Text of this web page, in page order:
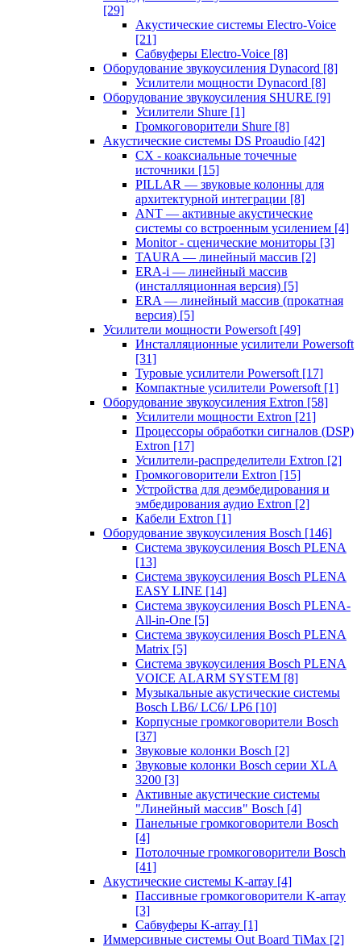
[29]
Акустические системы Electro-Voice
[21]
Сабвуферы Electro-Voice [8]
Оборудование звукоусиления Dynacord [8]
Усилители мощности Dynacord [8]
Оборудование звукоусиления SHURE [9]
Усилители Shure [1]
Громкоговорители Shure [8]
Акустические системы DS Proaudio [42]
CX - коаксиальные точечные
источники [15]
PILLAR — звуковые колонны для
архитектурной интеграции [8]
ANT — активные акустические
системы со встроенным усилением [4]
Monitor - сценические мониторы [3]
TAURA — линейный массив [2]
ERA-i — линейный массив
(инсталляционная версия) [5]
ERA — линейный массив (прокатная
версия) [5]
Усилители мощности Powersoft [49]
Инсталляционные усилители Powersoft
[31]
Туровые усилители Powersoft [17]
Компактные усилители Powersoft [1]
Оборудование звукоусиления Extron [58]
Усилители мощности Extron [21]
Процессоры обработки сигналов (DSP)
Extron [17]
Усилители-распределители Extron [2]
Громкоговорители Extron [15]
Устройства для деэмбедирования и
эмбедирования аудио Extron [2]
Кабели Extron [1]
Оборудование звукоусиления Bosch [146]
Система звукоусиления Bosch PLENA
[13]
Система звукоусиления Bosch PLENA
EASY LINE [14]
Система звукоусиления Bosch PLENA-
All-in-One [5]
Система звукоусиления Bosch PLENA
Matrix [5]
Система звукоусиления Bosch PLENA
VOICE ALARM SYSTEM [8]
Музыкальные акустические системы
Bosch LB6/ LC6/ LP6 [10]
Корпусные громкоговорители Bosch
[37]
Звуковые колонки Bosch [2]
Звуковые колонки Bosch серии XLA
3200 [3]
Активные акустические системы
"Линейный массив" Bosch [4]
Панельные громкоговорители Bosch
[4]
Потолочные громкоговорители Bosch
[41]
Акустические системы K-array [4]
Пассивные громкоговорители K-array
[3]
Сабвуферы K-array [1]
Иммерсивные системы Out Board TiMax [2]